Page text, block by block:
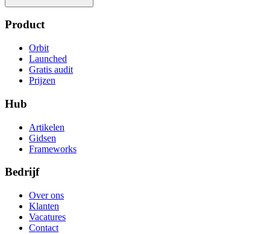
Product
Orbit
Launched
Gratis audit
Prijzen
Hub
Artikelen
Gidsen
Frameworks
Bedrijf
Over ons
Klanten
Vacatures
Contact